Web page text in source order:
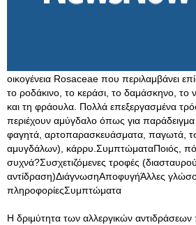
οικογένεια Rosaceae που περιλαμβάνει
το ροδάκινο, το κεράσι, το δαμάσκηνο, το
και τη φράουλα. Πολλά επεξεργασμένα
περιέχουν αμύγδαλο όπως για
φαγητά, αρτοπαρασκευάσματα, παγωτά,
αμυγδάλων), κάρρυ.ΣυμπτώματαΠοιός,
συχνά?Συσχετιζόμενες τροφές
αντίδραση)ΔιάγνωσηΑποφυγήΆλλες
πληροφορίεςΣυμπτώματα
Η δριμύτητα των αλλεργικών